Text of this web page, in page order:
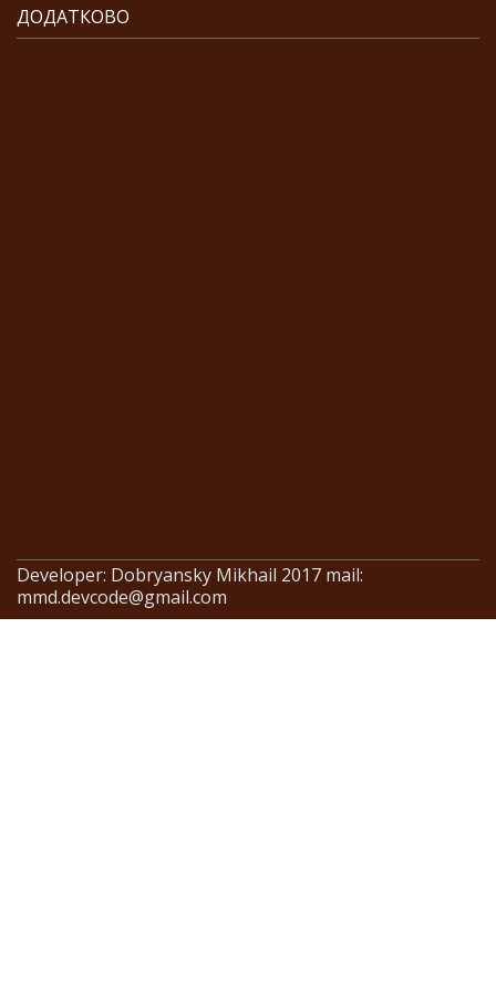
ДОДАТКОВО
Developer: Dobryansky Mikhail 2017 mail:
mmd.devcode@gmail.com